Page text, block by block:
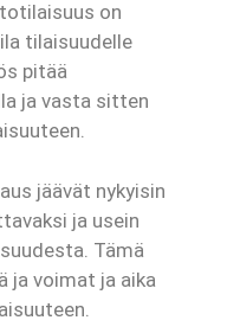
on
tilaisuudelle
pitää
ja vasta sitten
jäävät nykyisin
ja usein
Tämä
ja voimat ja aika